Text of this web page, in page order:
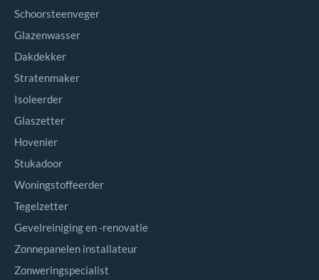
Schoorsteenveger
Glazenwasser
Dakdekker
Stratenmaker
Isoleerder
Glaszetter
Hovenier
Stukadoor
Woningstoffeerder
Tegelzetter
Gevelreiniging en -renovatie
Zonnepanelen installateur
Zonweringspecialist